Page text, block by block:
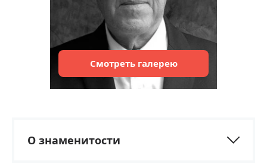
Смотреть галерею
О знаменитости